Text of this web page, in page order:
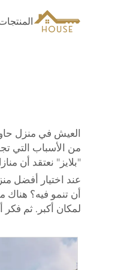
العيش في منزل
من الأسباب التي
"بلايز" نعتقد أن
عند اختيار أفضل
أن تنمو فيه؟
لمكان أكبر. ثم فكر